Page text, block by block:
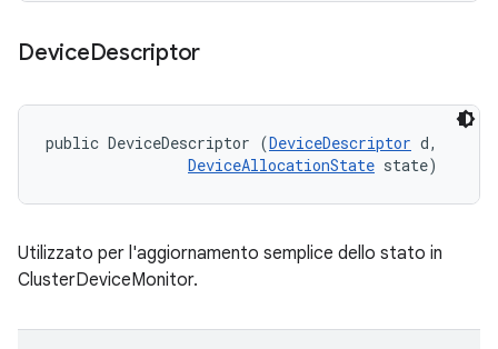
DeviceDescriptor
public DeviceDescriptor (DeviceDescriptor d,
DeviceAllocationState state)
Utilizzato per l'aggiornamento semplice dello stato in
ClusterDeviceMonitor.